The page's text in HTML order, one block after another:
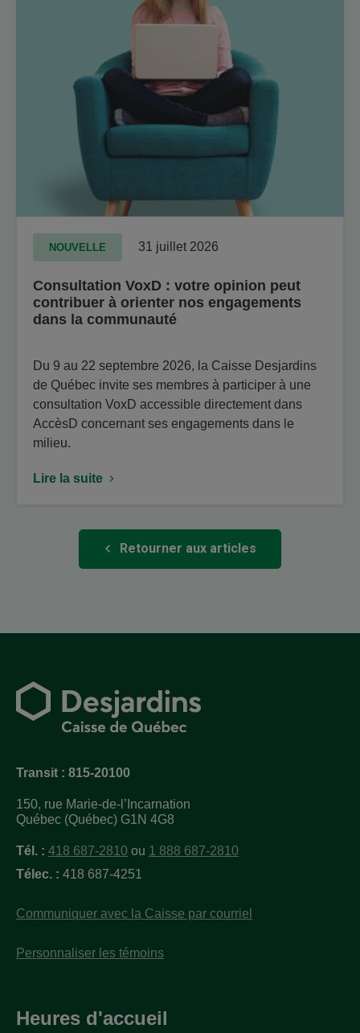
NOUVELLE 31 juillet 2026
Consultation VoxD : votre opinion peut
contribuer à orienter nos engagements
dans la communauté
Du 9 au 22 septembre 2026, la Caisse Desjardins
de Québec invite ses membres à participer à une
consultation VoxD accessible directement dans
AccèsD concernant ses engagements dans le
milieu.
Lire la suite
Retourner aux articles
Transit : 815-20100
150, rue Marie-de-l’Incarnation
Québec (Québec) G1N 4G8
Tél. : 418 687-2810 ou 1 888 687-2810
Télec. : 418 687-4251
Communiquer avec la Caisse par courriel
Personnaliser les témoins
Heures d'accueil